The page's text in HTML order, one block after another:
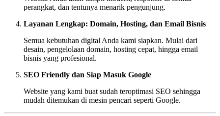
perangkat, dan tentunya menarik pengunjung.
Layanan Lengkap: Domain, Hosting, dan Email Bisnis
Semua kebutuhan digital Anda kami siapkan. Mulai dari
desain, pengelolaan domain, hosting cepat, hingga email
bisnis yang profesional.
SEO Friendly dan Siap Masuk Google
Website yang kami buat sudah teroptimasi SEO sehingga
mudah ditemukan di mesin pencari seperti Google.